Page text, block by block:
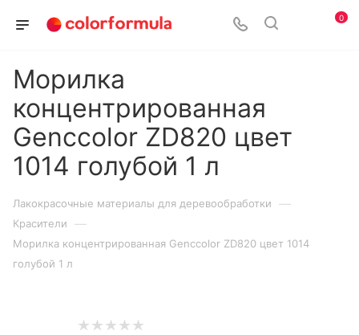
0
Морилка
концентрированная
Genccolor ZD820 цвет
1014 голубой 1 л
Лакокрасочные материалы для деревообработки —
Красители —
Морилка концентрированная Genccolor ZD820 цвет 1014
голубой 1 л